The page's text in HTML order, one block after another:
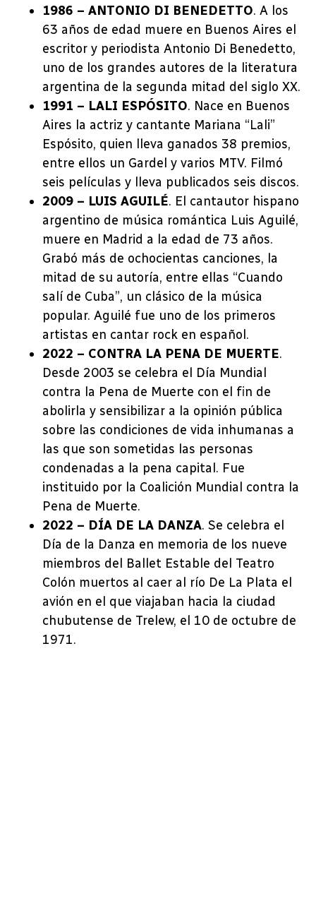
1986 – ANTONIO DI BENEDETTO. A los
63 años de edad muere en Buenos Aires el
escritor y periodista Antonio Di Benedetto,
uno de los grandes autores de la literatura
argentina de la segunda mitad del siglo XX.
1991 – LALI ESPÓSITO. Nace en Buenos
Aires la actriz y cantante Mariana “Lali”
Espósito, quien lleva ganados 38 premios,
entre ellos un Gardel y varios MTV. Filmó
seis películas y lleva publicados seis discos.
2009 – LUIS AGUILÉ. El cantautor hispano
argentino de música romántica Luis Aguilé,
muere en Madrid a la edad de 73 años.
Grabó más de ochocientas canciones, la
mitad de su autoría, entre ellas “Cuando
salí de Cuba”, un clásico de la música
popular. Aguilé fue uno de los primeros
artistas en cantar rock en español.
2022 – CONTRA LA PENA DE MUERTE.
Desde 2003 se celebra el Día Mundial
contra la Pena de Muerte con el fin de
abolirla y sensibilizar a la opinión pública
sobre las condiciones de vida inhumanas a
las que son sometidas las personas
condenadas a la pena capital. Fue
instituido por la Coalición Mundial contra la
Pena de Muerte.
2022 – DÍA DE LA DANZA. Se celebra el
Día de la Danza en memoria de los nueve
miembros del Ballet Estable del Teatro
Colón muertos al caer al río De La Plata el
avión en el que viajaban hacia la ciudad
chubutense de Trelew, el 10 de octubre de
1971.